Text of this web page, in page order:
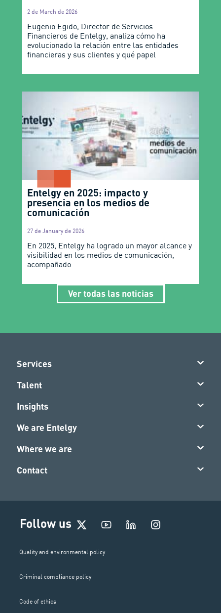
2 de March de 2026
Eugenio Egido, Director de Servicios
Financieros de Entelgy, analiza cómo ha
evolucionado la relación entre las entidades
financieras y sus clientes y qué papel
Entelgy en 2025: impacto y
presencia en los medios de
comunicación
27 de January de 2026
En 2025, Entelgy ha logrado un mayor alcance y
visibilidad en los medios de comunicación,
acompañado
Ver todas las noticias
Services
Talent
Insights
We are Entelgy
Where we are
Contact
Follow us
I
n
Quality and environmental policy
Criminal compliance policy
Code of ethics